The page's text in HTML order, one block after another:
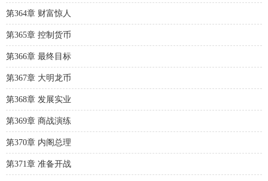
第364章 财富惊人
第365章 控制货币
第366章 最终目标
第367章 大明龙币
第368章 发展实业
第369章 商战演练
第370章 内阁总理
第371章 准备开战